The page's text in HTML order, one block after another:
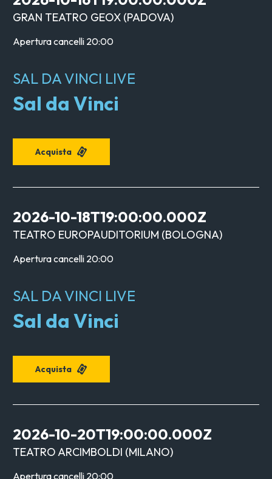
GRAN TEATRO GEOX (PADOVA)
Apertura cancelli 20:00
SAL DA VINCI LIVE
Sal da Vinci
Acquista
2026-10-18T19:00:00.000Z
TEATRO EUROPAUDITORIUM (BOLOGNA)
Apertura cancelli 20:00
SAL DA VINCI LIVE
Sal da Vinci
Acquista
2026-10-20T19:00:00.000Z
TEATRO ARCIMBOLDI (MILANO)
Apertura cancelli 20:00